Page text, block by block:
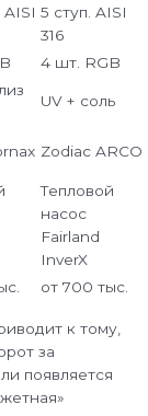
AISI 5 ступ. AISI
316
4 шт. RGB
UV + соль
Zodiac ARCO
Тепловой
насос
Fairland
InverX
от 700 тыс.
к тому,
за
появляется